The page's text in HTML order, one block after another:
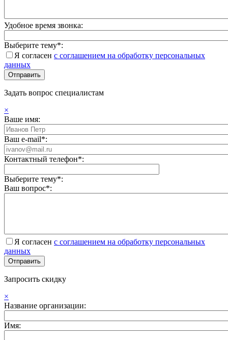
Удобное время звонка:
Выберите тему*:
Я согласен с соглашением на обработку персональных
данных
Задать вопрос специалистам
×
Ваше имя:
Ваш e-mail*:
Контактный телефон*:
Выберите тему*:
Ваш вопрос*:
Я согласен с соглашением на обработку персональных
данных
Запросить скидку
×
Название организации:
Имя: